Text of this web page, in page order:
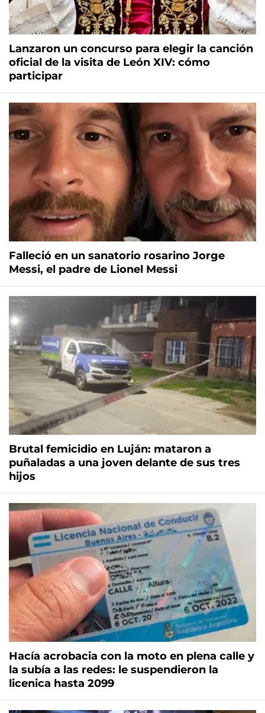
Lanzaron un concurso para elegir la canción
oficial de la visita de León XIV: cómo
participar
Falleció en un sanatorio rosarino Jorge
Messi, el padre de Lionel Messi
Brutal femicidio en Luján: mataron a
puñaladas a una joven delante de sus tres
hijos
Hacía acrobacia con la moto en plena calle y
la subía a las redes: le suspendieron la
licenica hasta 2099